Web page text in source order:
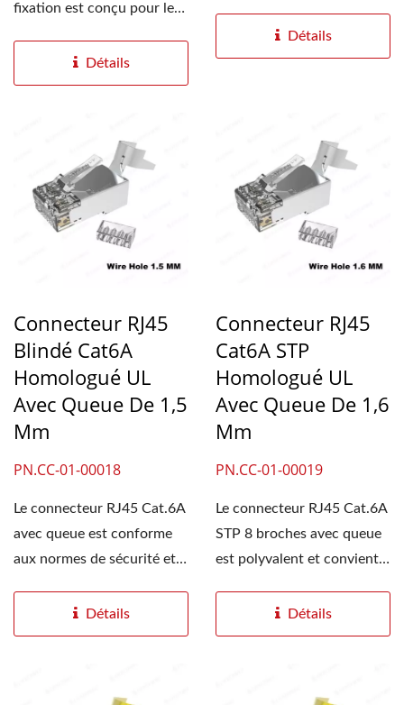
fixation est conçu pour les
Détails
Détails
Connecteur RJ45
Blindé Cat6A
Homologué UL
Avec Queue De 1,5
Mm
PN.CC-01-00018
Le connecteur RJ45 Cat.6A
avec queue est conforme
aux normes de sécurité et
Détails
Connecteur RJ45
Cat6A STP
Homologué UL
Avec Queue De 1,6
Mm
PN.CC-01-00019
Le connecteur RJ45 Cat.6A
STP 8 broches avec queue
est polyvalent et convient
vidéosurveillance,...
Détails